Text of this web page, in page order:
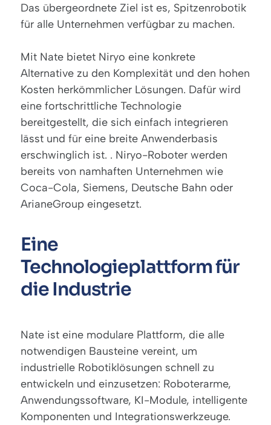
Das übergeordnete Ziel ist es, Spitzenrobotik
für alle Unternehmen verfügbar zu machen.
Mit Nate bietet Niryo eine konkrete
Alternative zu den Komplexität und den hohen
Kosten herkömmlicher Lösungen. Dafür wird
eine fortschrittliche Technologie
bereitgestellt, die sich einfach integrieren
lässt und für eine breite Anwenderbasis
erschwinglich ist. . Niryo-Roboter werden
bereits von namhaften Unternehmen wie
Coca-Cola, Siemens, Deutsche Bahn oder
ArianeGroup eingesetzt.
Eine
Technologieplattform für
die Industrie
Nate ist eine modulare Plattform, die alle
notwendigen Bausteine vereint, um
industrielle Robotiklösungen schnell zu
entwickeln und einzusetzen: Roboterarme,
Anwendungssoftware, KI-Module, intelligente
Komponenten und Integrationswerkzeuge.